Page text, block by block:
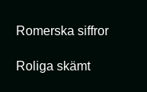
Romerska siffror
Roliga skämt